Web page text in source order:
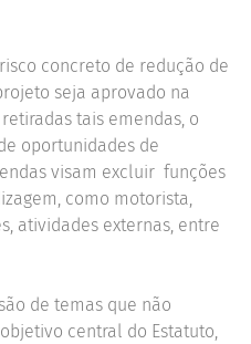
concreto de redução de
seja aprovado na
tais emendas, o
oportunidades de
visam excluir funções
como motorista,
atividades externas, entre
de temas que não
central do Estatuto,